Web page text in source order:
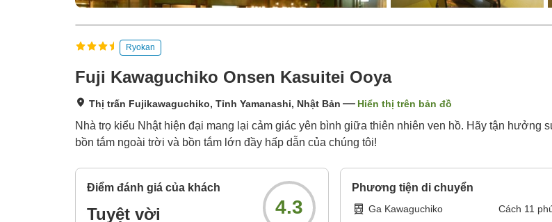
Ryokan
Fuji Kawaguchiko Onsen Kasuitei Ooya
Thị trấn Fujikawaguchiko, Tỉnh Yamanashi, Nhật Bản Hiển thị trên bản đồ
Nhà trọ kiểu Nhật hiện đại mang lại cảm giác yên bình giữa thiên nhiên ven hồ. Hãy tận hưởng
bồn tắm ngoài trời và bồn tắm lớn đầy hấp dẫn của chúng tôi!
Điểm đánh giá của khách
Tuyệt vời 4.3
Phương tiện di chuyển
Ga Kawaguchiko Cách 11